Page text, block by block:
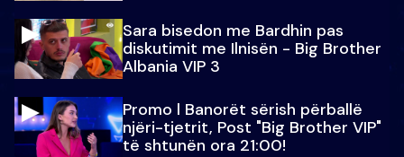
Sara bisedon me Bardhin pas
diskutimit me Ilnisën - Big Brother
Albania VIP 3
Promo l Banorët sërish përballë
njëri-tjetrit, Post "Big Brother VIP"
të shtunën ora 21:00!